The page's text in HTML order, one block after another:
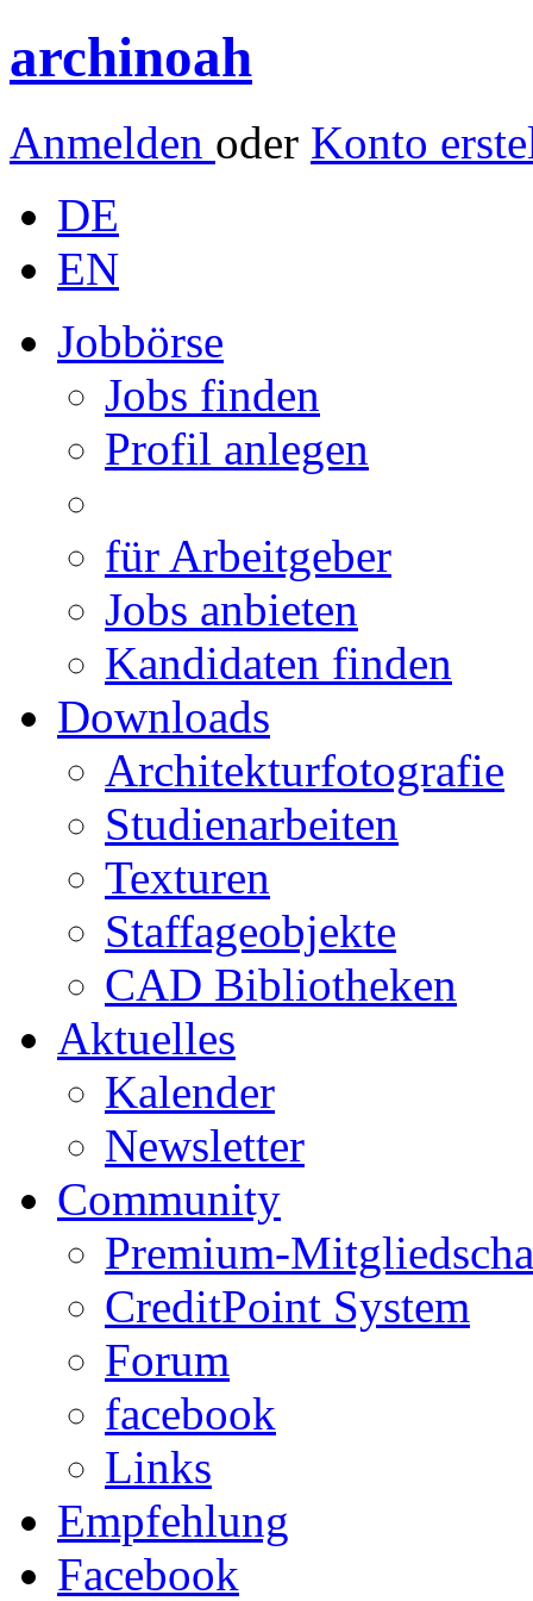
archinoah
Anmelden oder Konto
DE
EN
Jobbörse
Jobs finden
Profil anlegen
für Arbeitgeber
Jobs anbieten
Kandidaten finden
Downloads
Architekturfotografie
Studienarbeiten
Texturen
Staffageobjekte
CAD Bibliotheken
Aktuelles
Kalender
Newsletter
Community
Premium-
CreditPoint System
Forum
facebook
Links
Empfehlung
Facebook